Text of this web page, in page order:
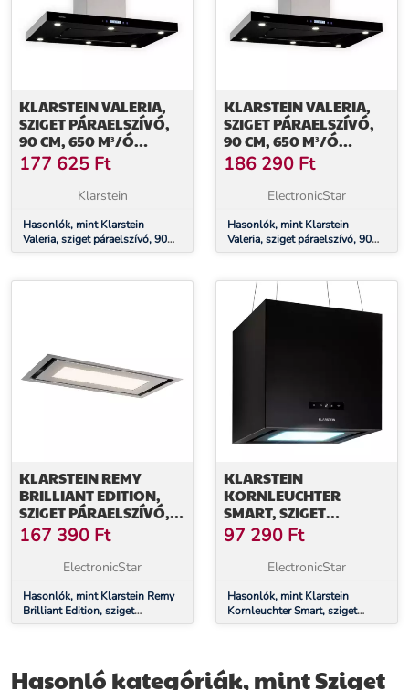
KLARSTEIN VALERIA,
SZIGET PÁRAELSZÍVÓ,
90 CM, 650 M³/Ó
ELSZÍVÓ TELJESÍTMÉNY,
ÉRINTŐKÉPERNYŐS,
177 625 Ft
Klarstein
Hasonlók, mint Klarstein
Valeria, sziget páraelszívó, 90
cm, 650 m³/ó elszívó
LED
KLARSTEIN VALERIA,
SZIGET PÁRAELSZÍVÓ,
90 CM, 650 M³/Ó
ELSZÍVÓ TELJESÍTMÉNY,
ÉRINTŐKÉPERNYŐS,
186 290 Ft
ElectronicStar
Hasonlók, mint Klarstein
Valeria, sziget páraelszívó, 90
cm, 650 m³/ó elszívó
LED
KLARSTEIN REMY
BRILLIANT EDITION,
SZIGET PÁRAELSZÍVÓ,
90 CM, 609 M³/Ó, A
ENERGIAHATÉKONYSÁGI
OSZTÁLY, LED, ÜVEG,
167 390 Ft
ElectronicStar
Hasonlók, mint Klarstein Remy
Brilliant Edition, sziget
páraelszívó, 90 cm, 609 m³/ó, A
KLARSTEIN
KORNLEUCHTER
SMART, SZIGET
PÁRAELSZÍVÓ, 595 M³/
Ó, VEZÉRLÉS
ALKALMAZÁSON
97 290 Ft
ElectronicStar
Hasonlók, mint Klarstein
Kornleuchter Smart, sziget
páraelszívó, 595 m³/ó, vezérlés
Hasonló kategóriák, mint Sziget